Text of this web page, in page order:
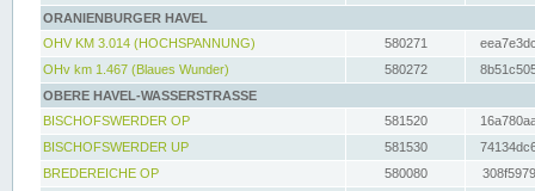
ORANIENBURGER HAVEL
OHV KM 3.014 (HOCHSPANNUNG)
580271
OHv km 1.467 (Blaues Wunder)
580272
OBERE HAVEL-WASSERSTRASSE
BISCHOFSWERDER OP
581520
BISCHOFSWERDER UP
581530
BREDEREICHE OP
580080